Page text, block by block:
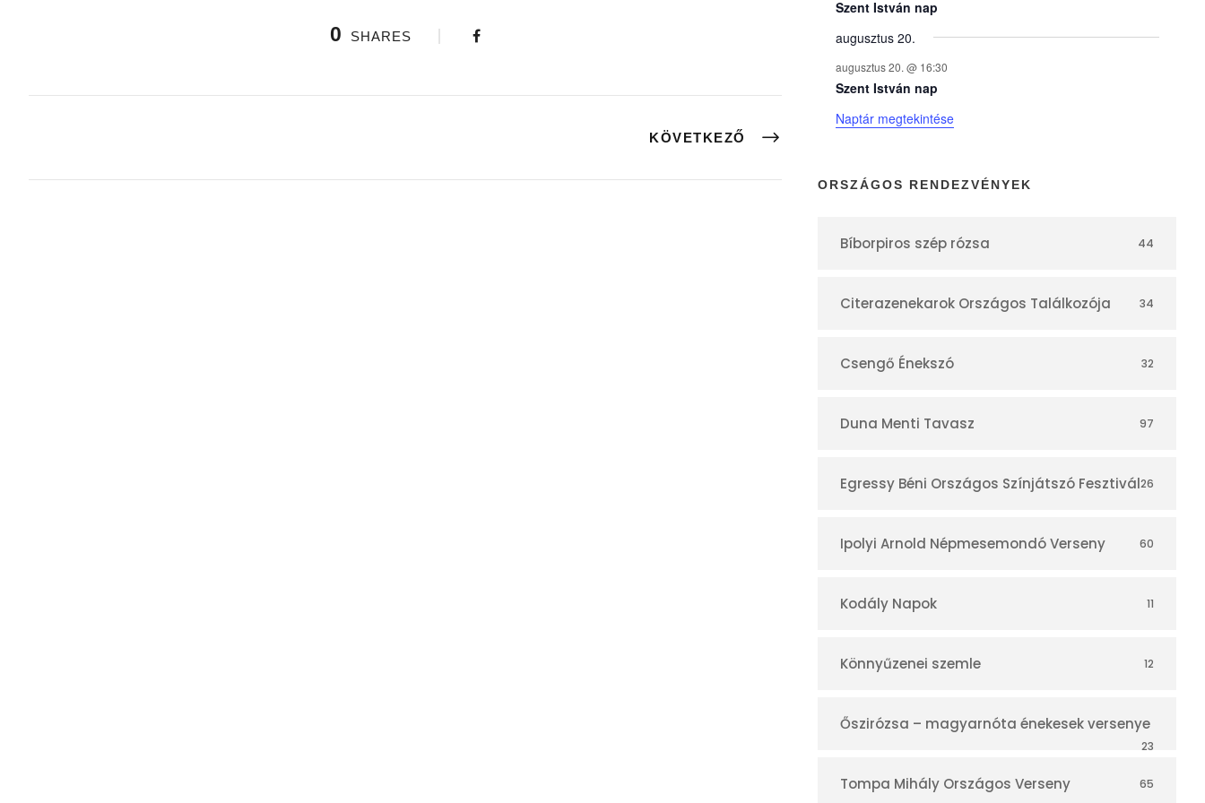
0 SHARES
KÖVETKEZŐ
y
e
k
n
a
á
r
Szent István nap
augusztus 20.
augusztus 20. @ 16:30
Szent István nap
Naptár megtekintése
ORSZÁGOS RENDEZVÉNYEK
Bíborpiros szép rózsa 44
Citerazenekarok Országos Találkozója 34
Csengő Énekszó 32
Duna Menti Tavasz 97
Egressy Béni Országos Színjátszó Fesztivál26
Ipolyi Arnold Népmesemondó Verseny 60
Kodály Napok 11
Könnyűzenei szemle 12
Őszirózsa – magyarnóta énekesek versenye
23
Tompa Mihály Országos Verseny 65